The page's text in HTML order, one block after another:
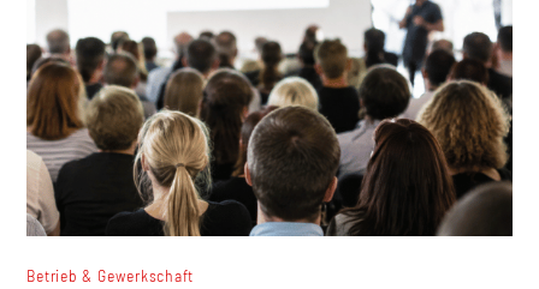
Betrieb & Gewerkschaft